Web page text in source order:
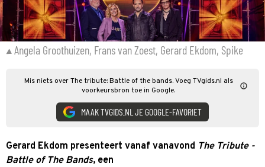
Angela Groothuizen, Frans van Zoest, Gerard Ekdom, Spike
Mis niets over The tribute: Battle of the bands. Voeg TVgids.nl als
voorkeursbron toe in Google.
MAAK TVGIDS.NL JE GOOGLE-FAVORIET
Gerard Ekdom presenteert vanaf vanavond The Tribute -
Battle of The Bands, een